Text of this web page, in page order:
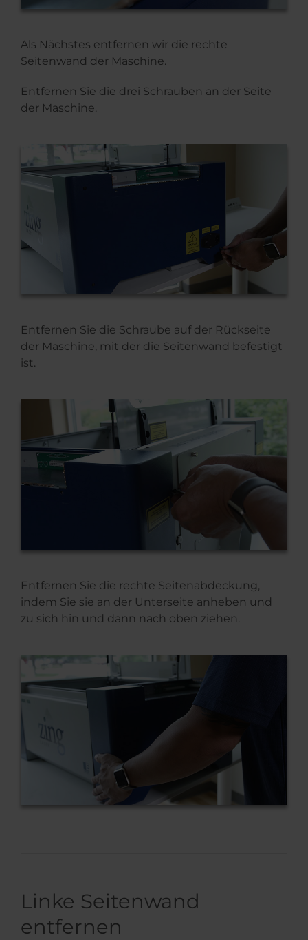
Als Nächstes entfernen wir die rechte
Seitenwand der Maschine.
Entfernen Sie die drei Schrauben an der Seite
der Maschine.
Entfernen Sie die Schraube auf der Rückseite
der Maschine, mit der die Seitenwand befestigt
ist.
Entfernen Sie die rechte Seitenabdeckung,
indem Sie sie an der Unterseite anheben und
zu sich hin und dann nach oben ziehen.
Linke Seitenwand
entfernen